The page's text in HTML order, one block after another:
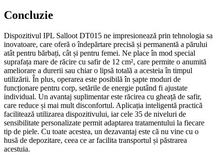
Concluzie
Dispozitivul IPL Salloot DT015 ne impresionează prin tehnologia sa
inovatoare, care oferă o îndepărtare precisă și permanentă a părului
atât pentru bărbați, cât și pentru femei. Ne place în mod special
suprafața mare de răcire cu safir de 12 cm², care permite o anumită
ameliorare a durerii sau chiar o lipsă totală a acesteia în timpul
utilizării. În plus, operarea este posibilă în șapte moduri de
funcționare pentru corp, setările de energie putând fi ajustate
individual. Un avantaj suplimentar este răcirea cu gheață de safir,
care reduce și mai mult disconfortul. Aplicația inteligentă practică
facilitează utilizarea dispozitivului, iar cele 35 de niveluri de
sensibilitate personalizate permit adaptarea tratamentului la fiecare
tip de piele. Cu toate acestea, un dezavantaj este că nu vine cu o
husă de depozitare, ceea ce ar facilita transportul și păstrarea
acestuia.